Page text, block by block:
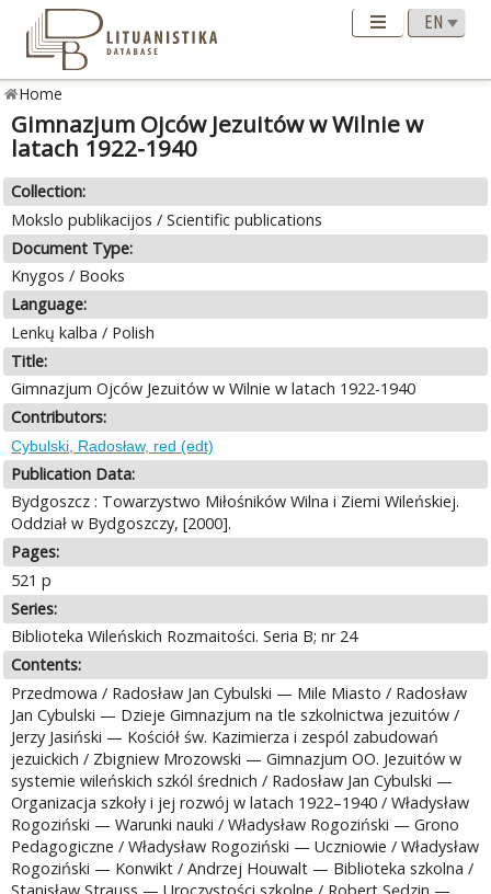
Home
Gimnazjum Ojców Jezuitów w Wilnie w
latach 1922-1940
Collection:
Mokslo publikacijos / Scientific publications
Document Type:
Knygos / Books
Language:
Lenkų kalba / Polish
Title:
Gimnazjum Ojców Jezuitów w Wilnie w latach 1922-1940
Contributors:
Cybulski, Radosław, red (edt)
Publication Data:
Bydgoszcz : Towarzystwo Miłośników Wilna i Ziemi Wileńskiej.
Oddział w Bydgoszczy, [2000].
Pages:
521 p
Series:
Biblioteka Wileńskich Rozmaitości. Seria B; nr 24
Contents:
Przedmowa / Radosław Jan Cybulski — Mile Miasto / Radosław
Jan Cybulski — Dzieje Gimnazjum na tle szkolnictwa jezuitów /
Jerzy Jasiński — Kościół św. Kazimierza i zespól zabudowań
jezuickich / Zbigniew Mrozowski — Gimnazjum OO. Jezuitów w
systemie wileńskich szkól średnich / Radosław Jan Cybulski —
Organizacja szkoły i jej rozwój w latach 1922–1940 / Władysław
Rogoziński — Warunki nauki / Władysław Rogoziński — Grono
Pedagogiczne / Władysław Rogoziński — Uczniowie / Władysław
Rogoziński — Konwikt / Andrzej Houwalt — Biblioteka szkolna /